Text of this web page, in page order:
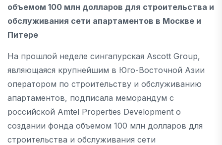
объемом 100 млн долларов для строительства и
обслуживания сети апартаментов в Москве и
Питере
На прошлой неделе сингапурская Ascott Group,
являющаяся крупнейшим в Юго-Восточной Азии
оператором по строительству и обслуживанию
апартаментов, подписала меморандум с
российской Amtel Properties Development о
создании фонда объемом 100 млн долларов для
строительства и обслуживания сети